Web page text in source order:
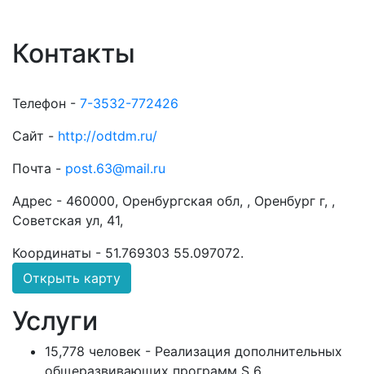
Контакты
Телефон - 7-3532-772426
Сайт - http://odtdm.ru/
Почта - post.63@mail.ru
Адрес - 460000, Оренбургская обл, , Оренбург г, ,
Советская ул, 41,
Координаты - 51.769303 55.097072.
Открыть карту
Услуги
15,778 человек - Реализация дополнительных
общеразвивающих программ S 6